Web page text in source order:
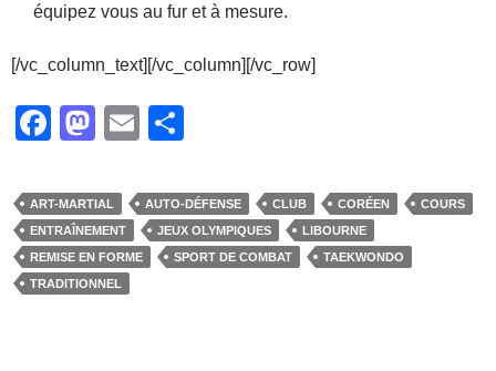
équipez vous au fur et à mesure.
[/vc_column_text][/vc_column][/vc_row]
F
c
e
b
o
M
st
o
d
o
E
ail ta
g
er
ART-MARTIAL AUTO-DÉFENSE CLUB CORÉEN
COURS
ENTRAÎNEMENT
JEUX OLYMPIQUES
LIBOURNE
REMISE EN FORME
SPORT DE COMBAT
TAEKWONDO
TRADITIONNEL